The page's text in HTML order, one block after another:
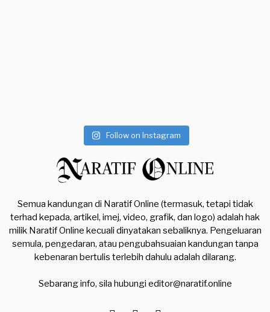
Follow on Instagram
Semua kandungan di Naratif Online (termasuk, tetapi tidak
terhad kepada, artikel, imej, video, grafik, dan logo) adalah hak
milik Naratif Online kecuali dinyatakan sebaliknya. Pengeluaran
semula, pengedaran, atau pengubahsuaian kandungan tanpa
kebenaran bertulis terlebih dahulu adalah dilarang.
Sebarang info, sila hubungi editor@naratif.online